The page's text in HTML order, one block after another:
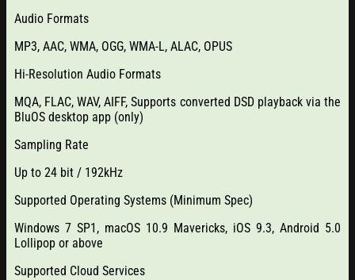
Audio Formats
MP3, AAC, WMA, OGG, WMA-L, ALAC, OPUS
Hi-Resolution Audio Formats
MQA, FLAC, WAV, AIFF, Supports converted DSD playback via the
BluOS desktop app (only)
Sampling Rate
Up to 24 bit / 192kHz
Supported Operating Systems (Minimum Spec)
Windows 7 SP1, macOS 10.9 Mavericks, iOS 9.3, Android 5.0
Lollipop or above
Supported Cloud Services